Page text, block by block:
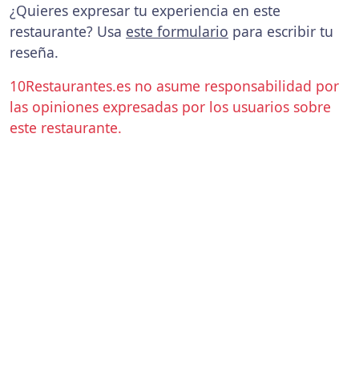
¿Quieres expresar tu experiencia en este
restaurante? Usa este formulario para escribir tu
reseña.
10Restaurantes.es no asume responsabilidad por
las opiniones expresadas por los usuarios sobre
este restaurante.